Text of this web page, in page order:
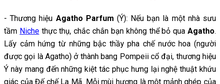
- Thương hiệu Agatho Parfum (Ý): Nếu bạn là một nhà sưu
tầm Nichethực thụ, chắc chắn bạn không thể bỏ quaAgatho.
Lấy cảm hứng từ những bậc thầy pha chế nước hoa (người
được gọi là Agatho) ở thành bang Pompeii cổ đại, thương hiệu
Ý này mang đến những kiệt tác phục hưng lại nghệ thuật khứu
giác của Đế chế La Mã. Mỗi mùi hương là một mảnh ghép của